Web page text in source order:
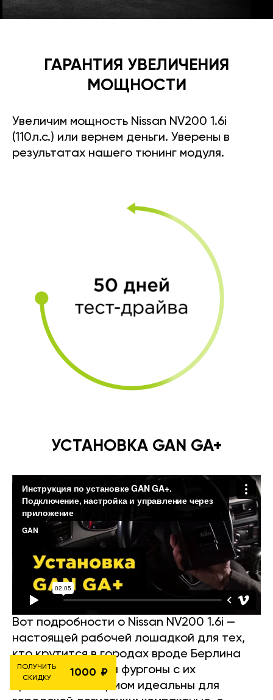
ГАРАНТИЯ УВЕЛИЧЕНИЯ
МОЩНОСТИ
Увеличим мощность Nissan NV200 1.6i
(110л.с.) или вернем деньги. Уверены в
результатах нашего тюнинг модуля.
УСТАНОВКА GAN GA+
Вот подробности о Nissan NV200 1.6i —
настоящей рабочей лошадкой для тех,
кто крутится в городах вроде Берлина
или Мюнхена. Эти фургоны с их
простотой и шармом идеальны для
ПОЛУЧИТЬ
СКИДКУ
1000